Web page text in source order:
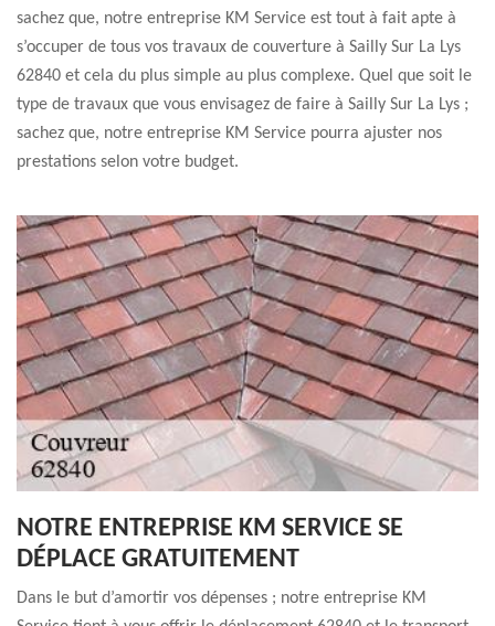
sachez que, notre entreprise KM Service est tout à fait apte à
s’occuper de tous vos travaux de couverture à Sailly Sur La Lys
62840 et cela du plus simple au plus complexe. Quel que soit le
type de travaux que vous envisagez de faire à Sailly Sur La Lys ;
sachez que, notre entreprise KM Service pourra ajuster nos
prestations selon votre budget.
NOTRE ENTREPRISE KM SERVICE SE
DÉPLACE GRATUITEMENT
Dans le but d’amortir vos dépenses ; notre entreprise KM